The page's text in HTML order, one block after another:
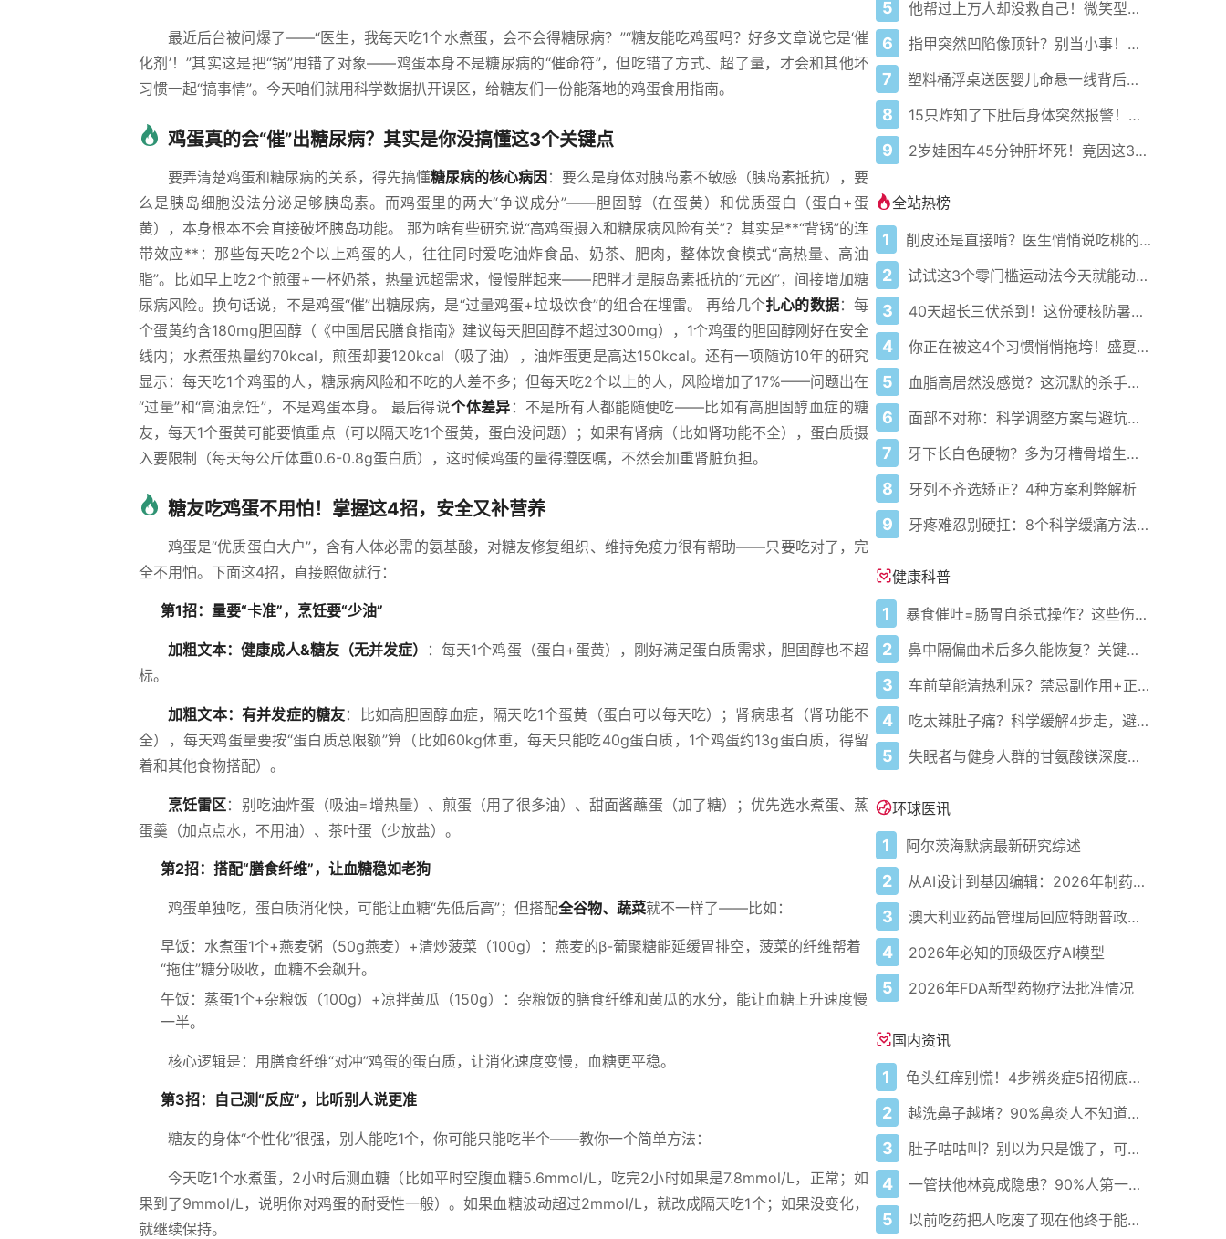
最近后台被问爆了——“医生，我每天吃1个水煮蛋，会不会得糖尿病？”“糖友能吃鸡蛋吗？好多文章说它是‘催
化剂’！”其实这是把“锅”甩错了对象——鸡蛋本身不是糖尿病的“催命符”，但吃错了方式、超了量，才会和其他坏
习惯一起“搞事情”。今天咱们就用科学数据扒开误区，给糖友们一份能落地的鸡蛋食用指南。
鸡蛋真的会“催”出糖尿病？其实是你没搞懂这3个关键点
要弄清楚鸡蛋和糖尿病的关系，得先搞懂糖尿病的核心病因 ：要么是身体对胰岛素不敏感（胰岛素抵抗），要
么是胰岛细胞没法分泌足够胰岛素。而鸡蛋里的两大“争议成分”——胆固醇（在蛋黄）和优质蛋白（蛋白+蛋
黄），本身根本不会直接破坏胰岛功能。 那为啥有些研究说“高鸡蛋摄入和糖尿病风险有关”？其实是**“背锅”的连
带效应**：那些每天吃2个以上鸡蛋的人，往往同时爱吃油炸食品、奶茶、肥肉，整体饮食模式“高热量、高油
脂”。比如早上吃2个煎蛋+一杯奶茶，热量远超需求，慢慢胖起来——肥胖才是胰岛素抵抗的“元凶”，间接增加糖
尿病风险。换句话说，不是鸡蛋“催”出糖尿病，是“过量鸡蛋+垃圾饮食”的组合在埋雷。 再给几个扎心的数据：每
个蛋黄约含180mg胆固醇（《中国居民膳食指南》建议每天胆固醇不超过300mg），1个鸡蛋的胆固醇刚好在安全
线内；水煮蛋热量约70kcal，煎蛋却要120kcal（吸了油），油炸蛋更是高达150kcal。还有一项随访10年的研究
显示：每天吃1个鸡蛋的人，糖尿病风险和不吃的人差不多；但每天吃2个以上的人，风险增加了17%——问题出在
“过量”和“高油烹饪”，不是鸡蛋本身。 最后得说个体差异 ：不是所有人都能随便吃——比如有高胆固醇血症的糖
友，每天1个蛋黄可能要慎重点（可以隔天吃1个蛋黄，蛋白没问题）；如果有肾病（比如肾功能不全），蛋白质摄
入要限制（每天每公斤体重0.6-0.8g蛋白质），这时候鸡蛋的量得遵医嘱，不然会加重肾脏负担。
糖友吃鸡蛋不用怕！掌握这4招，安全又补营养
鸡蛋是“优质蛋白大户”，含有人体必需的氨基酸，对糖友修复组织、维持免疫力很有帮助——只要吃对了，完
全不用怕。下面这4招，直接照做就行：
第1招：量要“卡准”，烹饪要“少油”
加粗文本：健康成人&糖友（无并发症）
：每天1个鸡蛋（蛋白+蛋黄），刚好满足蛋白质需求，胆固醇也不超
标。
加粗文本：有并发症的糖友：比如高胆固醇血症，隔天吃1个蛋黄（蛋白可以每天吃）；肾病患者（肾功能不
全），每天鸡蛋量要按“蛋白质总限额”算（比如60kg体重，每天只能吃40g蛋白质，1个鸡蛋约13g蛋白质，得留
着和其他食物搭配）。
烹饪雷区：别吃油炸蛋（吸油=增热量）、煎蛋（用了很多油）、甜面酱蘸蛋（加了糖）；优先选水煮蛋、蒸
蛋羹（加点点水，不用油）、茶叶蛋（少放盐）。
第2招：搭配“膳食纤维”，让血糖稳如老狗
鸡蛋单独吃，蛋白质消化快，可能让血糖“先低后高”；但搭配全谷物、蔬菜就不一样了——比如：
早饭：水煮蛋1个+燕麦粥（50g燕麦）+清炒菠菜（100g）：燕麦的β-葡聚糖能延缓胃排空，菠菜的纤维帮着
“拖住”糖分吸收，血糖不会飙升。
午饭：蒸蛋1个+杂粮饭（100g）+凉拌黄瓜（150g）：杂粮饭的膳食纤维和黄瓜的水分，能让血糖上升速度慢
一半。
核心逻辑是：用膳食纤维“对冲”鸡蛋的蛋白质，让消化速度变慢，血糖更平稳。
第3招：自己测“反应”，比听别人说更准
糖友的身体“个性化”很强，别人能吃1个，你可能只能吃半个——教你一个简单方法：
今天吃1个水煮蛋，2小时后测血糖（比如平时空腹血糖5.6mmol/L，吃完2小时如果是7.8mmol/L，正常；如
果到了9mmol/L，说明你对鸡蛋的耐受性一般）。如果血糖波动超过2mmol/L，就改成隔天吃1个；如果没变化，
就继续保持。
5 他帮过上万人却没救自己！微笑型抑郁症到底有多隐蔽？
6 指甲突然凹陷像顶针？别当小事！这可能是关节正在被悄悄侵蚀
7 塑料桶浮桌送医婴儿命悬一线背后真相你绝对想不到！
8 15只炸知了下肚后身体突然报警！不是中暑而是这种致命过敏
9 2岁娃困车45分钟肝坏死！竟因这3个疏忽忘了看后排
全站热榜
1 削皮还是直接啃？医生悄悄说吃桃的南北真相藏在这3个关键点
2 试试这3个零门槛运动法今天就能动起来
3 40天超长三伏杀到！这份硬核防暑攻略让你稳过整个夏天
4 你正在被这4个习惯悄悄拖垮！盛夏健康警报已拉响
5 血脂高居然没感觉？这沉默的杀手正悄悄盯上你！
6 面部不对称：科学调整方案与避坑指南
7 牙下长白色硬物？多为牙槽骨增生，应对指南来了
8 牙列不齐选矫正？4种方案利弊解析
9 牙疼难忍别硬扛：8个科学缓痛方法收好
健康科普
1 暴食催吐=肠胃自杀式操作？这些伤害你必须知道
2 鼻中隔偏曲术后多久能恢复？关键看这几点
3 车前草能清热利尿？禁忌副作用+正确用法要牢记
4 吃太辣肚子痛？科学缓解4步走，避免“辣出胃炎”
5 失眠者与健身人群的甘氨酸镁深度指南：从助眠到缓解肌肉酸痛
环球医讯
1 阿尔茨海默病最新研究综述
2 从AI设计到基因编辑：2026年制药领域重大突破
3 澳大利亚药品管理局回应特朗普政府准备宣布自闭症重磅消息
4 2026年必知的顶级医疗AI模型
5 2026年FDA新型药物疗法批准情况
国内资讯
1 龟头红痒别慌！4步辨炎症5招彻底防复发
2 越洗鼻子越堵？90%鼻炎人不知道的洗鼻真相
3 肚子咕咕叫？别以为只是饿了，可能是身体在求救！
4 一管扶他林竟成隐患？90%人第一步就错了！
5 以前吃药把人吃废了现在他终于能好起来了